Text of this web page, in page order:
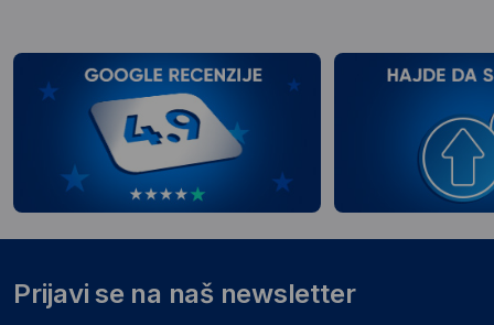
Prijavi se na naš newsletter